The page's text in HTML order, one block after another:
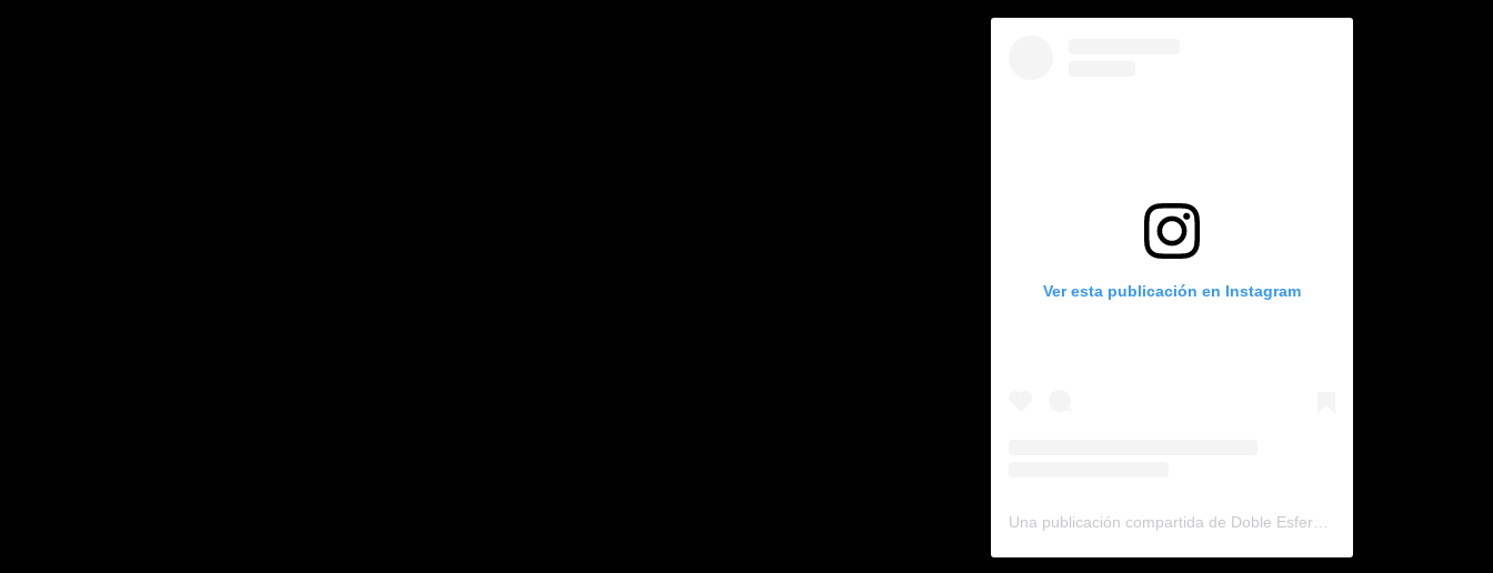
Ver esta publicación en Instagram
Una publicación compartida de Doble Esfera (@dobleesfera)